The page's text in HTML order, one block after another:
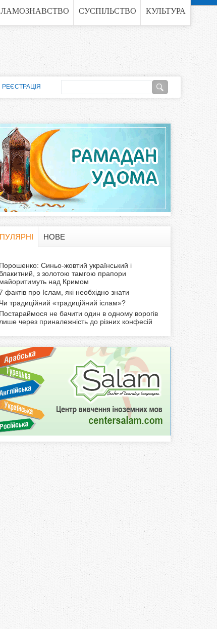
СУСПІЛЬСТВО КУЛЬТУРА
П
о
к
о
в
а
ф
о
р
м
о
РЕЄСТРАЦІЯ
НОВЕ
Порошенко: Синьо-жовтий український і
з золотою тамгою прапори
майоритимуть над Кримом
фактів про Іслам, які необхідно знати
Чи традиційний «традиційний іслам»?
Постараймося не бачити один в одному ворогів
лише через приналежність до різних конфесій